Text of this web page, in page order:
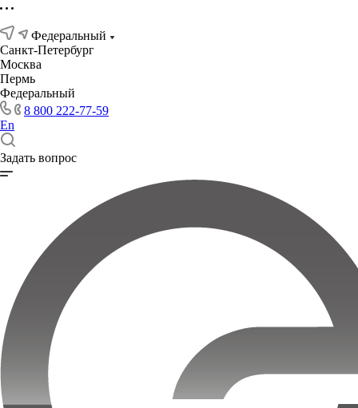
Федеральный
Санкт-Петербург
Москва
Пермь
Федеральный
8 800 222-77-59
En
Задать вопрос